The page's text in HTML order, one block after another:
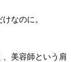
なのに。
美容師という肩